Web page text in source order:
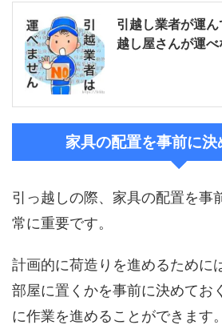
引越し業者が運
越し屋さんが運
家具の配置を事前に決
引っ越しの際、家具の配置を事
常に重要です。
計画的に荷造りを進めるために
部屋に置くかを事前に決めてお
に作業を進めることができます。